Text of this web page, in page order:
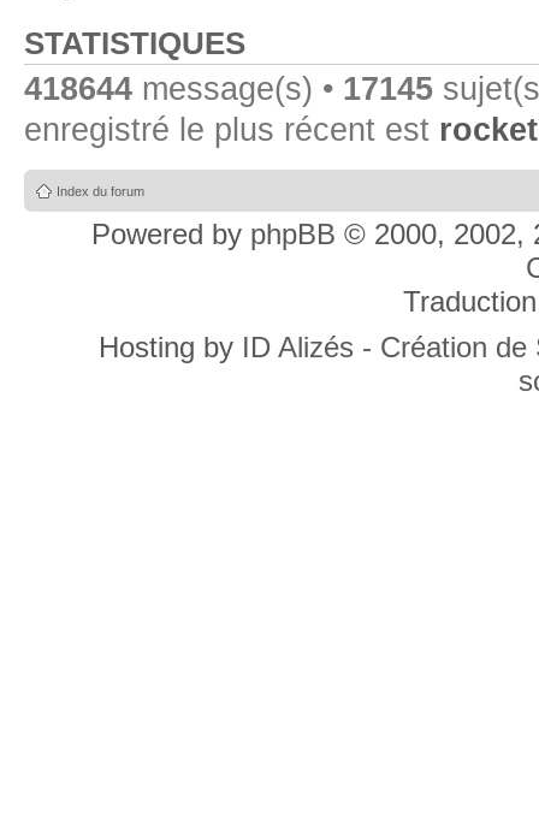
STATISTIQUES
418644 message(s) • 17145
enregistré le plus récent est
Index du forum
Powered by phpBB © 2000, 2002,
Hosting by ID Alizés - Création